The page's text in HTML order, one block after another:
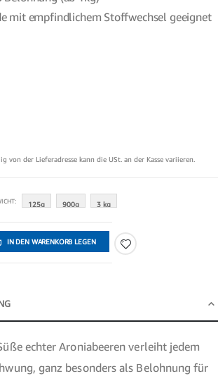
mit empfindlichem Stoffwechsel geeignet
von der Lieferadresse kann die USt. an der Kasse variieren.
125g 900g 3 kg
IN DEN WARENKORB LEGEN
echter Aroniabeeren verleiht jedem
ganz besonders als Belohnung für